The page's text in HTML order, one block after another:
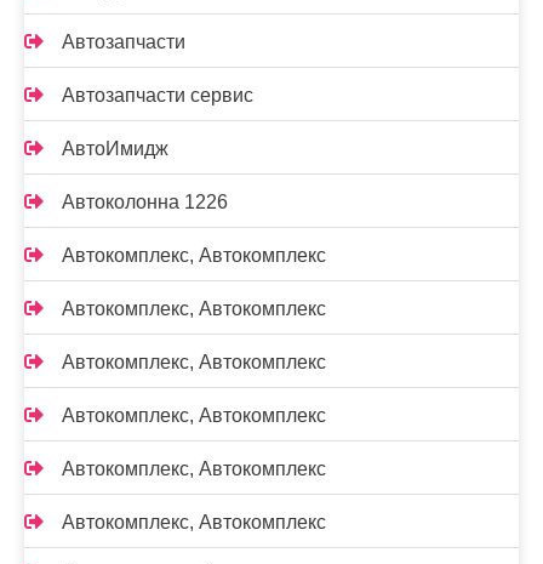
Автозапчасти
Автозапчасти сервис
АвтоИмидж
Автоколонна 1226
Автокомплекс, Автокомплекс
Автокомплекс, Автокомплекс
Автокомплекс, Автокомплекс
Автокомплекс, Автокомплекс
Автокомплекс, Автокомплекс
Автокомплекс, Автокомплекс